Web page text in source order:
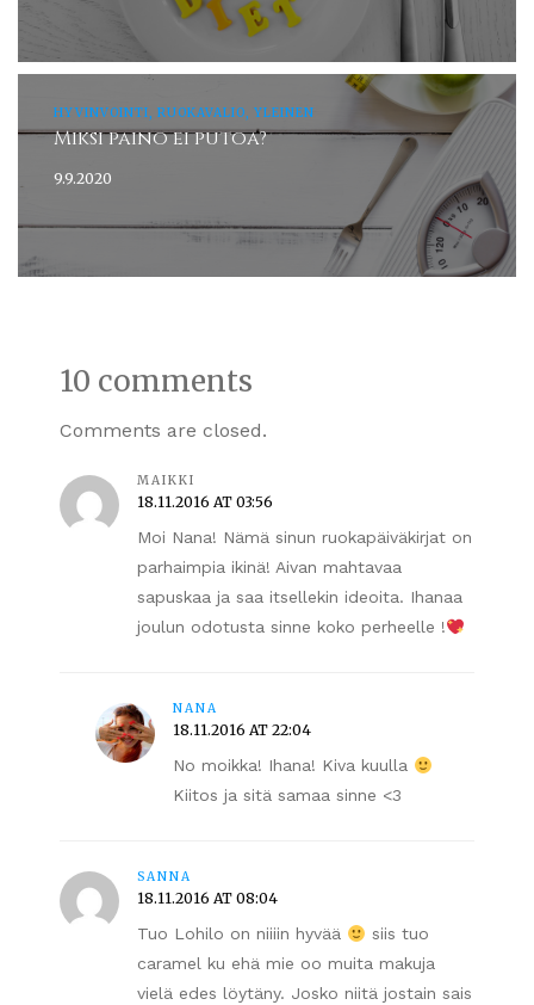
HYVINVOINTI, RUOKAVALIO, YLEINEN
Miksi paino ei putoa?
9.9.2020
10 comments
Comments are closed.
MAIKKI
18.11.2016 AT 03:56
Moi Nana! Nämä sinun ruokapäiväkirjat on
parhaimpia ikinä! Aivan mahtavaa
sapuskaa ja saa itsellekin ideoita. Ihanaa
joulun odotusta sinne koko perheelle !
NANA
18.11.2016 AT 22:04
No moikka! Ihana! Kiva kuulla
Kiitos ja sitä samaa sinne <3
SANNA
18.11.2016 AT 08:04
Tuo Lohilo on niiiin hyvää
siis tuo
caramel ku ehä mie oo muita makuja
vielä edes löytäny. Josko niitä jostain sais